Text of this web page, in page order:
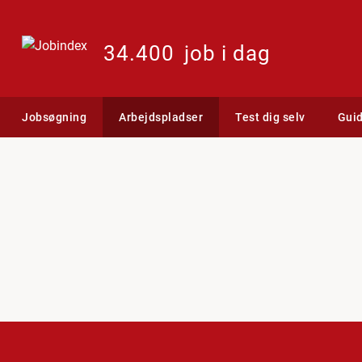
34.400 job i dag
Jobsøgning Arbejdspladser Test dig selv